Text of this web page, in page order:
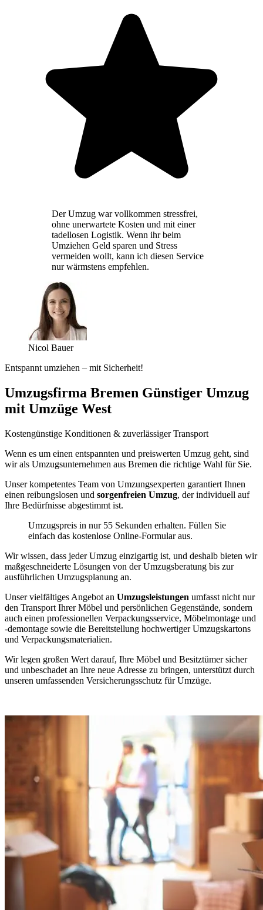
Der Umzug war vollkommen stressfrei,
ohne unerwartete Kosten und mit einer
tadellosen Logistik. Wenn ihr beim
Umziehen Geld sparen und Stress
vermeiden wollt, kann ich diesen Service
nur wärmstens empfehlen.
Nicol Bauer
Entspannt umziehen – mit Sicherheit!
Umzugsfirma Bremen Günstiger Umzug
mit Umzüge West
Kostengünstige Konditionen & zuverlässiger Transport
Wenn es um einen entspannten und preiswerten Umzug geht, sind
wir als Umzugsunternehmen aus Bremen die richtige Wahl für Sie.
Unser kompetentes Team von Umzungsexperten garantiert Ihnen
einen reibungslosen und sorgenfreien Umzug, der individuell auf
Ihre Bedürfnisse abgestimmt ist.
Umzugspreis in nur 55 Sekunden erhalten. Füllen Sie
einfach das kostenlose Online-Formular aus.
Wir wissen, dass jeder Umzug einzigartig ist, und deshalb bieten wir
maßgeschneiderte Lösungen von der Umzugsberatung bis zur
ausführlichen Umzugsplanung an.
Unser vielfältiges Angebot an Umzugsleistungen umfasst nicht nur
den Transport Ihrer Möbel und persönlichen Gegenstände, sondern
auch einen professionellen Verpackungsservice, Möbelmontage und
-demontage sowie die Bereitstellung hochwertiger Umzugskartons
und Verpackungsmaterialien.
Wir legen großen Wert darauf, Ihre Möbel und Besitztümer sicher
und unbeschadet an Ihre neue Adresse zu bringen, unterstützt durch
unseren umfassenden Versicherungsschutz für Umzüge.